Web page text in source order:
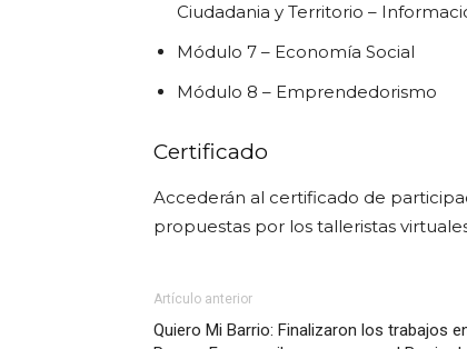
Ciudadania y Territorio –
Módulo 7 – Economía Social
Módulo 8 – Emprendedorismo
Certificado
Accederán al certificado de
propuestas por los talleristas
Artículo anterior
Quiero Mi Barrio: Finalizaron los trabajos